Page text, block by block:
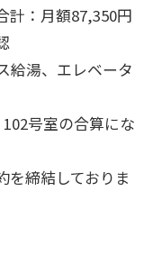
計：月額87,350円
給湯、エレベータ
号室の合算にな
を締結しておりま